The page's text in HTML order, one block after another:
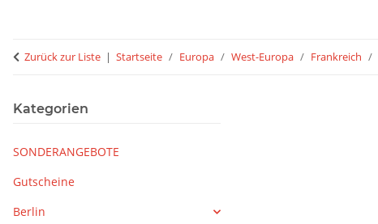
Zurück zur Liste Startseite Europa West-Europa Frankreich
Kategorien
SONDERANGEBOTE
Gutscheine
Berlin